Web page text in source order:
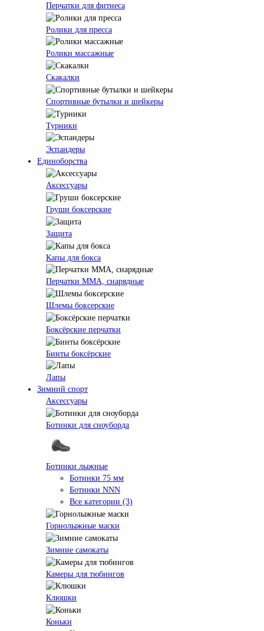
Перчатки для фитнеса
Ролики для пресса
Ролики массажные
Скакалки
Спортивные бутылки и шейкеры
Турники
Эспандеры
Единоборства
Аксессуары
Груши боксерские
Защита
Капы для бокса
Перчатки ММА, снарядные
Шлемы боксерские
Боксёрские перчатки
Бинты боксёрские
Лапы
Зимний спорт
Аксессуары
Ботинки для сноуборда
Ботинки лыжные
Ботинки 75 мм
Ботинки NNN
Все категории (3)
Горнолыжные маски
Зимние самокаты
Камеры для тюбингов
Клюшки
Коньки